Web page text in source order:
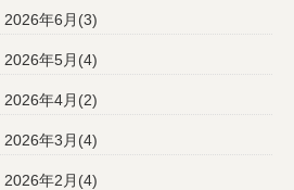
2026年6月(3)
2026年5月(4)
2026年4月(2)
2026年3月(4)
2026年2月(4)